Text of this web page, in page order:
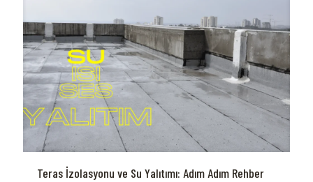
Teras İzolasyonu ve Su Yalıtımı: Adım Adım Rehber